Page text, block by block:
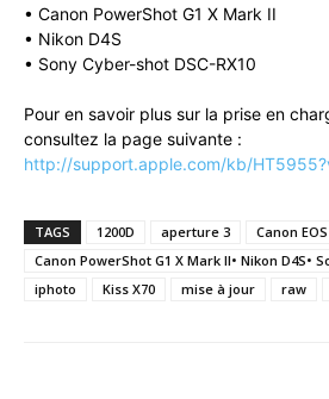
• Canon Pow­er­Shot G1 X Mark II
• Nikon D4S
• Sony Cyber-shot DSC-RX10
Pour en savoir plus sur la prise en
con­sul­tez la page suiv­ante :
http://support.apple.com/kb/
TAGS 1200D aperture 3
Canon
Canon PowerShot G1 X Mark II• Nikon D4S•
iphoto
Kiss X70 mise à jour raw